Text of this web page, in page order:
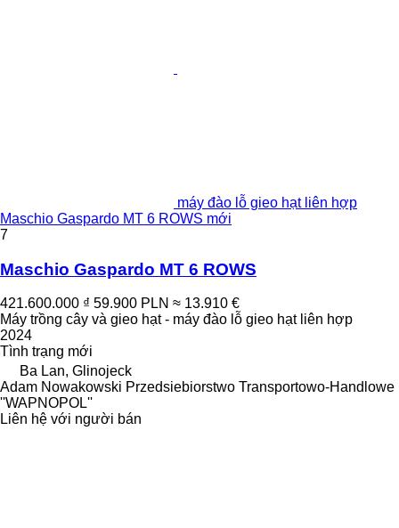
máy đào lỗ gieo hạt liên hợp
Maschio Gaspardo MT 6 ROWS mới
7
Maschio Gaspardo MT 6 ROWS
421.600.000 ₫ 59.900 PLN ≈ 13.910 €
Máy trồng cây và gieo hạt - máy đào lỗ gieo hạt liên hợp
2024
Tình trạng mới
Ba Lan, Glinojeck
Adam Nowakowski Przedsiebiorstwo Transportowo-Handlowe
''WAPNOPOL''
Liên hệ với người bán